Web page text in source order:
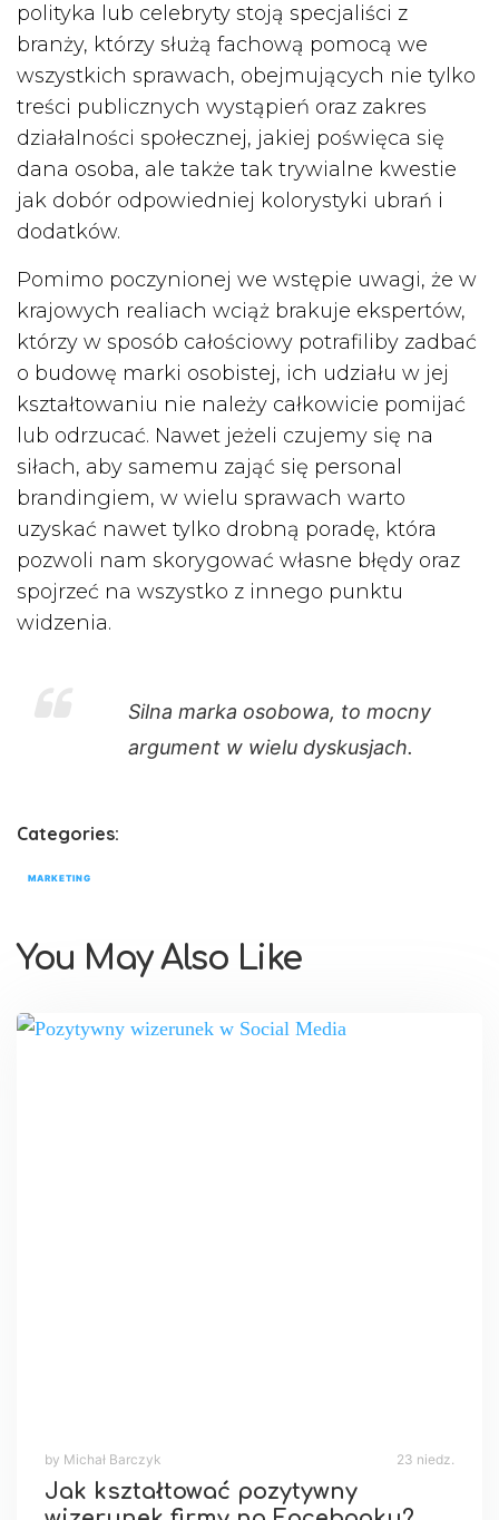
polityka lub celebryty stoją specjaliści z
branży, którzy służą fachową pomocą we
wszystkich sprawach, obejmujących nie tylko
treści publicznych wystąpień oraz zakres
działalności społecznej, jakiej poświęca się
dana osoba, ale także tak trywialne kwestie
jak dobór odpowiedniej kolorystyki ubrań i
dodatków.
Pomimo poczynionej we wstępie uwagi, że w
krajowych realiach wciąż brakuje ekspertów,
którzy w sposób całościowy potrafiliby zadbać
o budowę marki osobistej, ich udziału w jej
kształtowaniu nie należy całkowicie pomijać
lub odrzucać. Nawet jeżeli czujemy się na
siłach, aby samemu zająć się personal
brandingiem, w wielu sprawach warto
uzyskać nawet tylko drobną poradę, która
pozwoli nam skorygować własne błędy oraz
spojrzeć na wszystko z innego punktu
widzenia.
Silna marka osobowa, to mocny
argument w wielu dyskusjach.
Categories:
MARKETING
You May Also Like
by Michał Barczyk 23 niedz.
Jak kształtować pozytywny